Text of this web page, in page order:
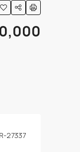
27337